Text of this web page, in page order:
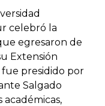
celebró la
egresaron de
Extensión
fue presidido por
Salgado